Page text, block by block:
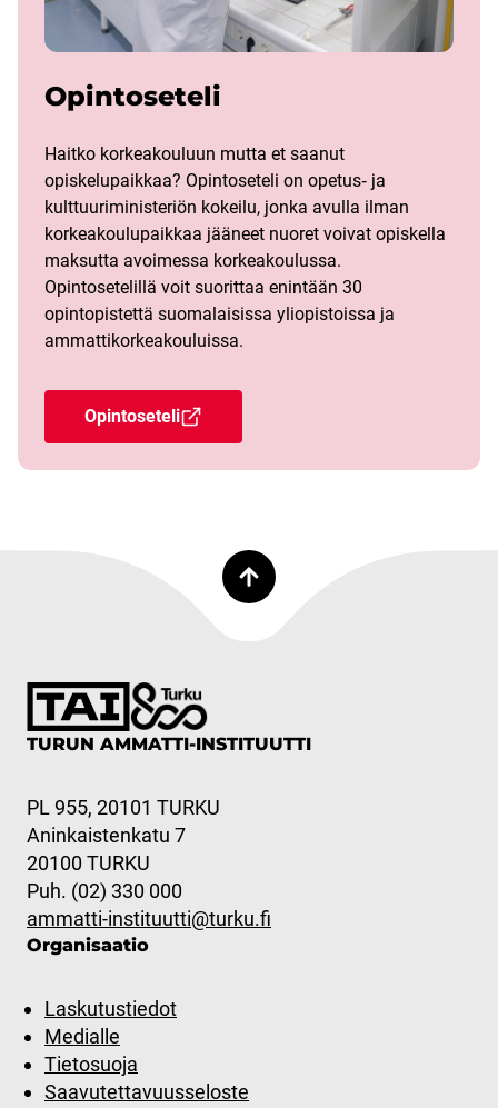
Opintoseteli
Haitko korkeakouluun mutta et saanut
opiskelupaikkaa? Opintoseteli on opetus‑ ja
kulttuuriministeriön kokeilu, jonka avulla ilman
korkeakoulupaikkaa jääneet nuoret voivat opiskella
maksutta avoimessa korkeakoulussa.
Opintosetelillä voit suorittaa enintään 30
opintopistettä suomalaisissa yliopistoissa ja
ammattikorkeakouluissa.
Opintoseteli
TURUN AMMATTI-INSTITUUTTI
PL 955, 20101 TURKU
Aninkaistenkatu 7
20100 TURKU
Puh. (02) 330 000
ammatti-instituutti@turku.fi
Organisaatio
Laskutustiedot
Medialle
Tietosuoja
Saavutettavuusseloste